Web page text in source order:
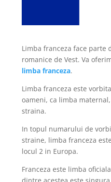
Limba franceza face
romanice de Vest. Va
limba franceza.
Limba franceza este
oameni, ca limba
straina.
In topul numarului de
straine, limba franceza
locul 2 in Europa.
Franceza este limba